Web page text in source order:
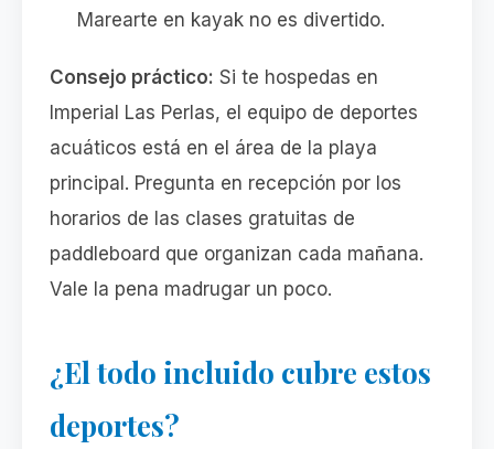
Marearte en kayak no es divertido.
Consejo práctico: Si te hospedas en
Imperial Las Perlas, el equipo de deportes
acuáticos está en el área de la playa
principal. Pregunta en recepción por los
horarios de las clases gratuitas de
paddleboard que organizan cada mañana.
Vale la pena madrugar un poco.
¿El todo incluido cubre estos
deportes?